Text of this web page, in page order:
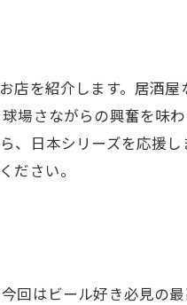
店を紹介します。居酒
場さながらの興奮を味
、日本シリーズを応援
ださい。
はビール好き必見の最